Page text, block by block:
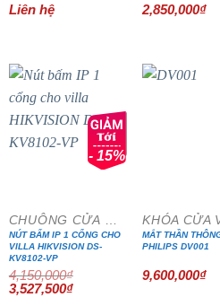
Liên hệ 2,850,000₫
- 15%
NÚT BẤM IP 1 CỔNG CHO
VILLA HIKVISION DS-
KV8102-VP
4,150,000₫
Giá
gốc
3,527,500₫Giá
MẮT THẦN
PHILIPS DV001
9,600,000₫